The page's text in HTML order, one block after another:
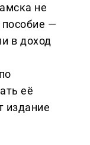
не
—
в доход
её
издание